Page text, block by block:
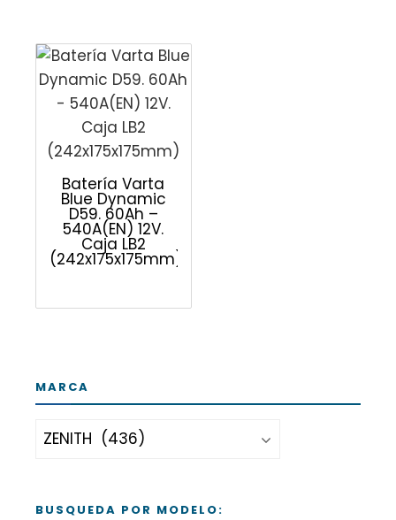
Batería Varta
Blue Dynamic
D59. 60Ah –
540A(EN) 12V.
Caja LB2
(242x175x175mm)
MARCA
BUSQUEDA POR MODELO: